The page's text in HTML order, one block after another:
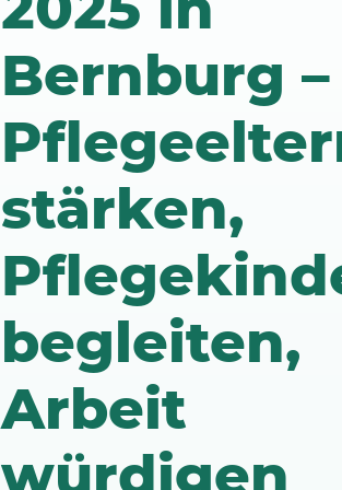
Bernburg –
stärken,
begleiten,
Arbeit
würdigen